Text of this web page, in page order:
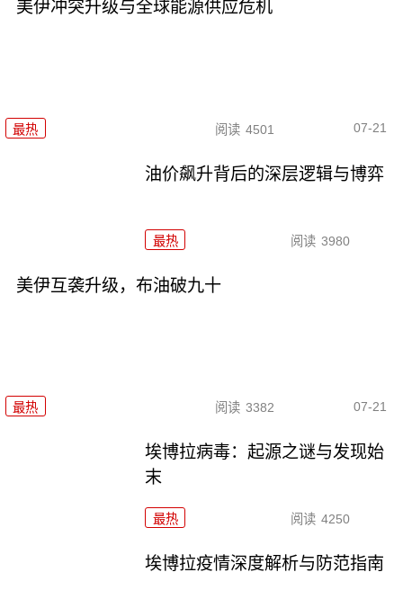
美伊冲突升级与全球能源供应危机
最热 阅读 4501 07-21
油价飙升背后的深层逻辑与博弈
最热 阅读 3980
美伊互袭升级，布油破九十
最热 阅读 3382 07-21
埃博拉病毒：起源之谜与发现始
末
最热 阅读 4250
埃博拉疫情深度解析与防范指南